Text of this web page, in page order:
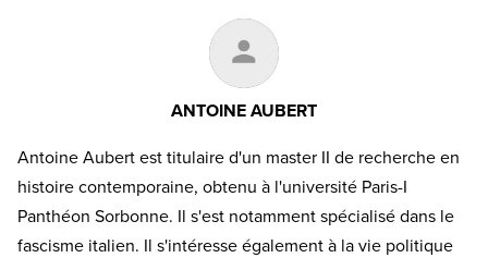
ANTOINE AUBERT
Antoine Aubert est titulaire d'un master II de recherche en
histoire contemporaine, obtenu à l'université Paris-I
Panthéon Sorbonne. Il s'est notamment spécialisé dans le
fascisme italien. Il s'intéresse également à la vie politique